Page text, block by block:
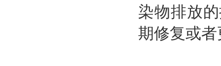
染物排放
期修复或